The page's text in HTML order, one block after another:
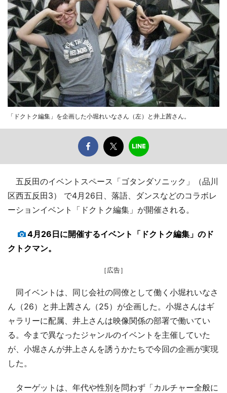
「ドクトク編集」を企画した小堀れいなさん（左）と井上茜さん。
五反田のイベントスペース「ゴタンダソニック」（品川
区西五反田3） で4月26日、落語、ダンスなどのコラボレ
ーションイベント「ドクトク編集」が開催される。
4月26日に開催するイベント「ドクトク編集」のド
クトクマン。
［広告］
同イベントは、同じ会社の同僚として働く小堀れいなさ
ん（26）と井上茜さん（25）が企画した。小堀さんはギ
ャラリーに配属、井上さんは映像関係の部署で働いてい
る。今まで異なったジャンルのイベントを主催していた
が、小堀さんが井上さんを誘うかたちで今回の企画が実現
した。
ターゲットは、年代や性別を問わず「カルチャー全般に